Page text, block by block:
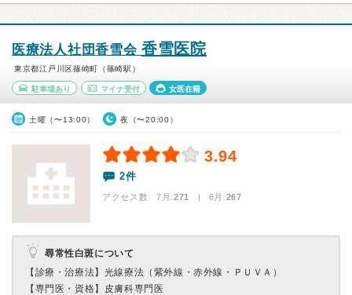
医療法人社団香雪会 香雪医院
東京都江戸川区篠崎町（篠崎駅）
駐車場あり マイナ受付 女医在籍
土曜（〜13:00） 夜（〜20:00）
3.94
2件
アクセス数 7月:271 | 6月:267
尋常性白斑について
【診療・治療法】 光線療法（紫外線・赤外線・ＰＵＶＡ）
【専門医・資格】 皮膚科専門医